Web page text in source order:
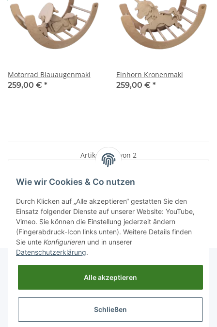
Motorrad Blauaugenmaki
259,00 € *
Einhorn Kronenmaki
259,00 € *
Artikel 1 - 2 von 2
Kategorien
Gesetzliche Informationen
Wie wir Cookies & Co nutzen
Durch Klicken auf „Alle akzeptieren“ gestatten Sie den
Einsatz folgender Dienste auf unserer Website: YouTube,
Vimeo. Sie können die Einstellung jederzeit ändern
(Fingerabdruck-Icon links unten). Weitere Details finden
Sie unte Konfigurieren und in unserer
Datenschutzerklärung.
Alle akzeptieren
Schließen